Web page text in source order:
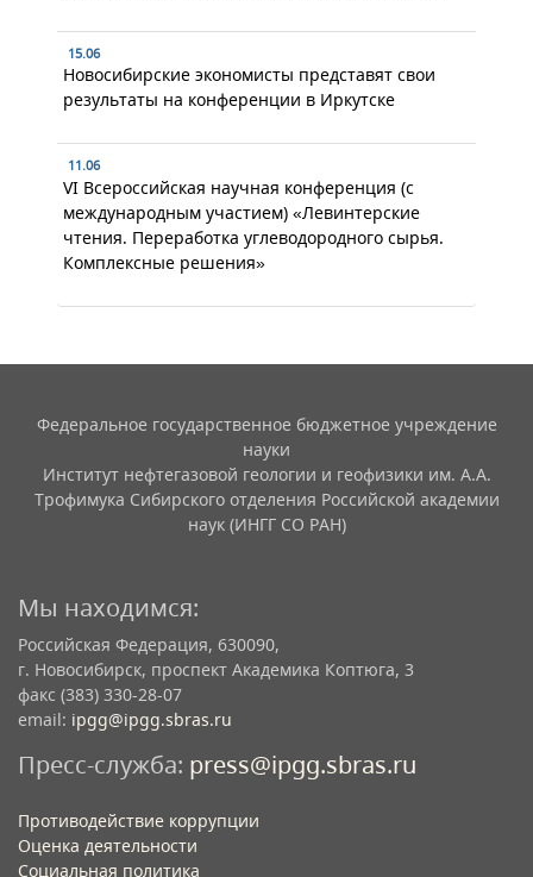
15.06
Новосибирские экономисты представят свои
результаты на конференции в Иркутске
11.06
VI Всероссийская научная конференция (с
международным участием) «Левинтерские
чтения. Переработка углеводородного сырья.
Комплексные решения»
Федеральное государственное бюджетное учреждение
науки
Институт нефтегазовой геологии и геофизики им. А.А.
Трофимука Сибирского отделения Российской академии
наук (ИНГГ СО РАН)
Мы находимся:
Российская Федерация, 630090,
г. Новосибирск, проспект Академика Коптюга, 3
факс (383) 330-28-07
email: ipgg@ipgg.sbras.ru
Пресс-служба: press@ipgg.sbras.ru
Противодействие коррупции
Оценка деятельности
Социальная политика